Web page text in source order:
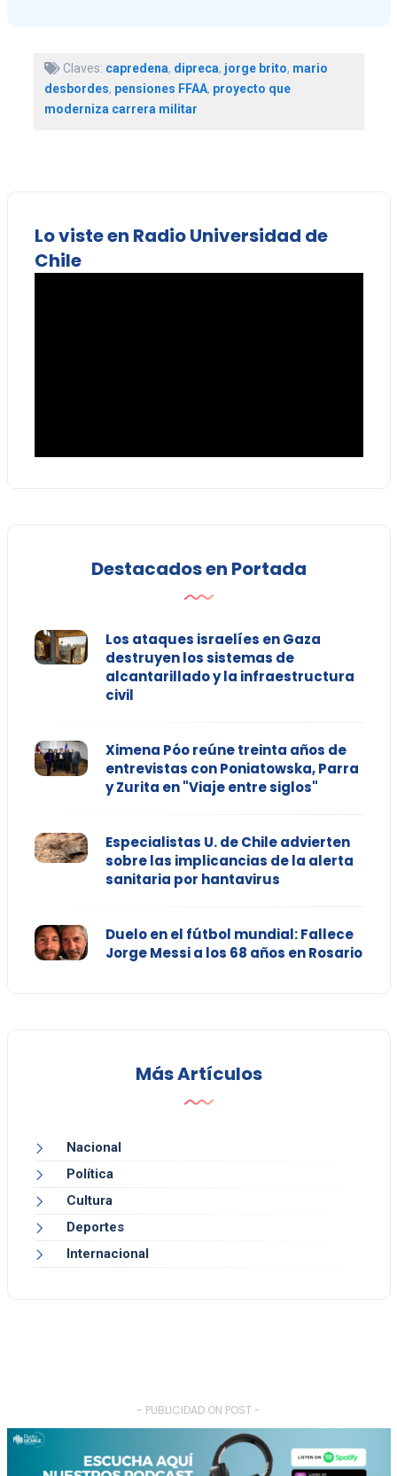
Claves: capredena, dipreca, jorge brito, mario
desbordes, pensiones FFAA, proyecto que
moderniza carrera militar
Lo viste en Radio Universidad de
Chile
Destacados en Portada
Los ataques israelíes en Gaza
destruyen los sistemas de
alcantarillado y la infraestructura
civil
Ximena Póo reúne treinta años de
entrevistas con Poniatowska, Parra
y Zurita en "Viaje entre siglos"
Especialistas U. de Chile advierten
sobre las implicancias de la alerta
sanitaria por hantavirus
Duelo en el fútbol mundial: Fallece
Jorge Messi a los 68 años en Rosario
Más Artículos
Nacional
Política
Cultura
Deportes
Internacional
- PUBLICIDAD ON POST -